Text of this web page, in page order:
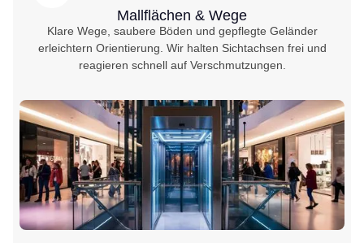
Mallflächen & Wege
Klare Wege, saubere Böden und gepflegte Geländer
erleichtern Orientierung. Wir halten Sichtachsen frei und
reagieren schnell auf Verschmutzungen.